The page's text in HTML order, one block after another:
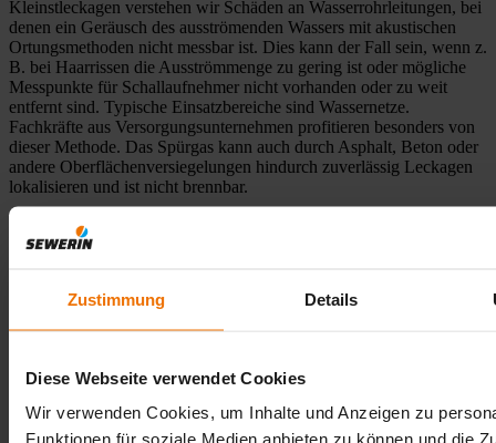
Zustimmung Details
Diese Webseite verwendet Cookies
Wir verwenden Cookies, um Inhalte und Anzeigen zu
Funktionen für soziale Medien anbieten zu können und die
Kleinstleckagen verstehen wir Schäden an Wasserrohrleitungen, bei
denen ein Geräusch des ausströmenden Wassers mit akustischen
Ortungsmethoden nicht messbar ist. Dies kann der Fall sein, wenn z.
B. bei Haarrissen die Ausströmmenge zu gering ist oder mögliche
Messpunkte für Schallaufnehmer nicht vorhanden oder zu weit
entfernt sind. Typische Einsatzbereiche sind Wassernetze.
Fachkräfte aus Versorgungsunternehmen profitieren besonders von
dieser Methode. Das Spürgas kann auch durch Asphalt, Beton oder
andere Oberflächenversiegelungen hindurch zuverlässig Leckagen
lokalisieren und ist nicht brennbar.
FAQ
Alle aufklappen
Mit welchem Tracergas-Gemisch arbeitet das VARIOTEC® 460